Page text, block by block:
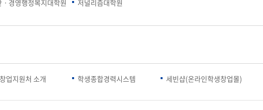
ㆍ경영행정복지대학원 저널리즘대학원
업지원처 소개 학생종합경력시스템 세빈샵(온라인학생창업몰)